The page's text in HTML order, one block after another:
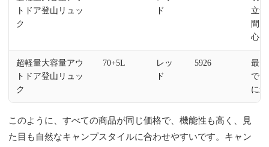
トドア登山リュッ
ク
ド
立
間
心
超軽量大容量アウ
トドア登山リュッ
ク
70+5L
レッ
ド
5926
最
で
に
このように、すべての商品が同じ価格で、機能性も高く、見
た目も自然なキャンプスタイルに合わせやすいです。キャン